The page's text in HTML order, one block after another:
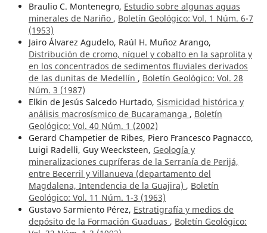
Braulio C. Montenegro, Estudio sobre algunas aguas
minerales de Nariño , Boletín Geológico: Vol. 1 Núm. 6-7
(1953)
Jairo Álvarez Agudelo, Raúl H. Muñoz Arango,
Distribución de cromo, níquel y cobalto en la saprolita y
en los concentrados de sedimentos fluviales derivados
de las dunitas de Medellín , Boletín Geológico: Vol. 28
Núm. 3 (1987)
Elkin de Jesús Salcedo Hurtado, Sismicidad histórica y
análisis macrosísmico de Bucaramanga , Boletín
Geológico: Vol. 40 Núm. 1 (2002)
Gerard Champetier de Ribes, Piero Francesco Pagnacco,
Luigi Radelli, Guy Weecksteen, Geología y
mineralizaciones cupríferas de la Serranía de Perijá,
entre Becerril y Villanueva (departamento del
Magdalena, Intendencia de la Guajira) , Boletín
Geológico: Vol. 11 Núm. 1-3 (1963)
Gustavo Sarmiento Pérez, Estratigrafía y medios de
depósito de la Formación Guaduas , Boletín Geológico: